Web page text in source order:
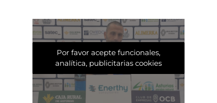
Por favor acepte funcionales,
analítica, publicitarias cookies